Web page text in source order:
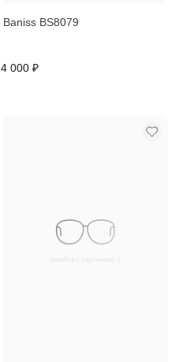
Baniss BS8079
4 000 ₽